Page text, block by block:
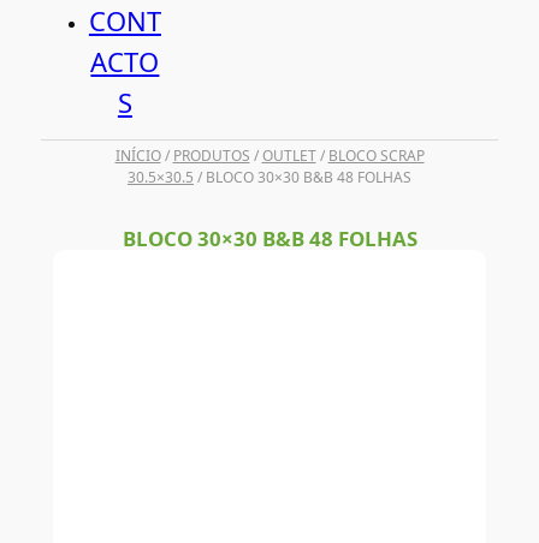
CONT
ACTO
S
INÍCIO/ PRODUTOS /OUTLET/ BLOCO SCRAP
30.5×30.5 / BLOCO 30×30 B&B 48 FOLHAS
BLOCO 30×30 B&B 48 FOLHAS